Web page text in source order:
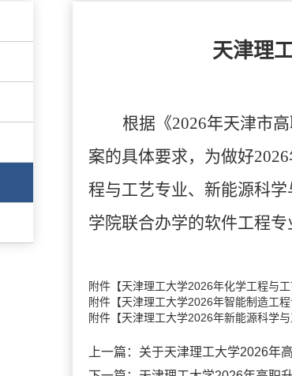
天津理
根据《2026年天津市
案的具体要求，为做好
程与工艺专业、新能源科
学院联合办学的软件工程
附件【天津理工大学2026年化学工程与
附件【天津理工大学2026年智能制造工
附件【天津理工大学2026年新能源科学
上一篇： 关于天津理工大学2026年